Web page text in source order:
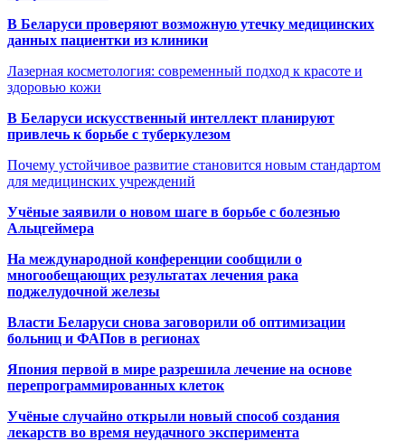
В Беларуси проверяют возможную утечку медицинских
данных пациентки из клиники
Лазерная косметология: современный подход к красоте и
здоровью кожи
В Беларуси искусственный интеллект планируют
привлечь к борьбе с туберкулезом
Почему устойчивое развитие становится новым стандартом
для медицинских учреждений
Учёные заявили о новом шаге в борьбе с болезнью
Альцгеймера
На международной конференции сообщили о
многообещающих результатах лечения рака
поджелудочной железы
Власти Беларуси снова заговорили об оптимизации
больниц и ФАПов в регионах
Япония первой в мире разрешила лечение на основе
перепрограммированных клеток
Учёные случайно открыли новый способ создания
лекарств во время неудачного эксперимента